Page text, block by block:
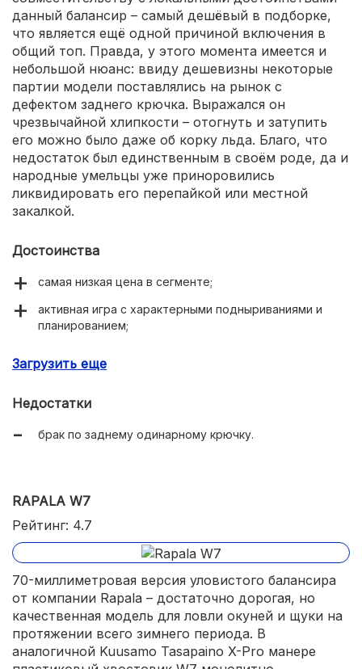
данный балансир – самый дешёвый в подборке,
что является ещё одной причиной включения в
общий топ. Правда, у этого момента имеется и
небольшой нюанс: ввиду дешевизны некоторые
партии модели поставлялись на рынок с
дефектом заднего крючка. Выражался он
чрезвычайной хлипкости – отогнуть и затупить
его можно было даже об корку льда. Благо, что
недостаток был единственным в своём роде, да и
народные умельцы уже приноровились
ликвидировать его перепайкой или местной
закалкой.
Достоинства
самая низкая цена в сегменте;
активная игра с характерными подныриваниями и
планированием;
Загрузить еще
Недостатки
брак по заднему одинарному крючку.
RAPALA W7
Рейтинг: 4.7
70-миллиметровая версия уловистого балансира
от компании Rapala – достаточно дорогая, но
качественная модель для ловли окуней и щуки на
протяжении всего зимнего периода. В
аналогичной Kuusamo Tasapaino X-Pro манере